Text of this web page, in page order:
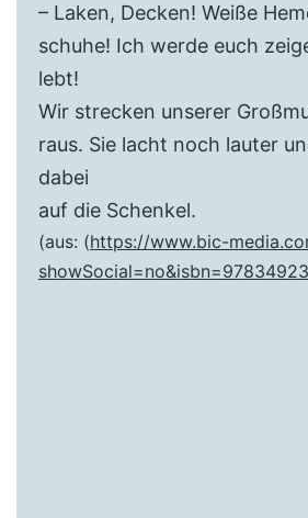
– Laken, Decken! Weiße
schuhe! Ich werde euch
lebt!
Wir strecken unserer
raus. Sie lacht noch lauter
dabei
auf die Schenkel.
(aus: (https://www.bic-